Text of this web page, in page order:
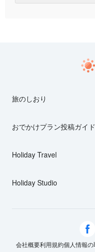
旅のしおり
おでかけプラン投稿ガイ
Holiday Travel
Holiday Studio
会社概要利用規約個人情報